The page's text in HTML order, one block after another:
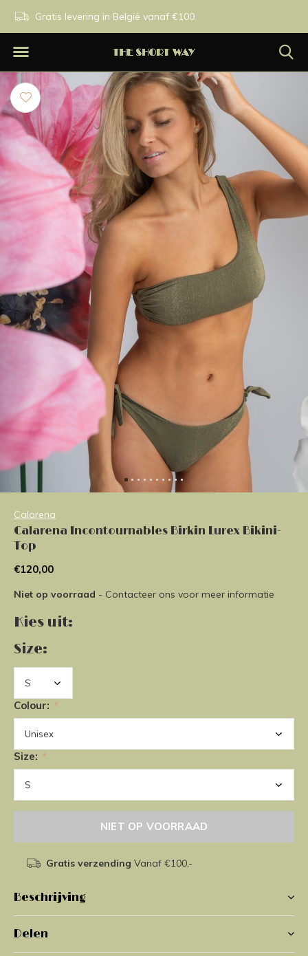
Gratis levering in België vanaf €100.
Calarena
Calarena Incontournables Birkin Lurex Bikini-
Top
€120,00
Niet op voorraad - Contacteer ons voor meer informatie
Kies uit:
Size:
Colour: *
Size: *
NIET OP VOORRAAD
Gratis verzending Vanaf €100,-
Beschrijving
Delen